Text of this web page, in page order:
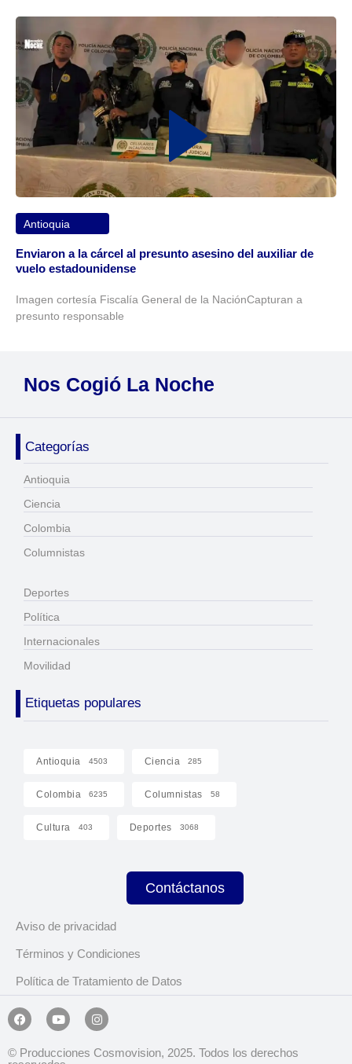
Antioquia
Enviaron a la cárcel al presunto asesino del auxiliar de
vuelo estadounidense
Imagen cortesía Fiscalía General de la NaciónCapturan a
presunto responsable
Nos Cogió La Noche
Categorías
Antioquia
Ciencia
Colombia
Columnistas
Deportes
Política
Internacionales
Movilidad
Etiquetas populares
Antioquia 4503 Ciencia 285
Colombia 6235 Columnistas 58
Cultura 403 Deportes 3068
Contáctanos
Aviso de privacidad
Términos y Condiciones
Política de Tratamiento de Datos
© Producciones Cosmovision, 2025. Todos los derechos